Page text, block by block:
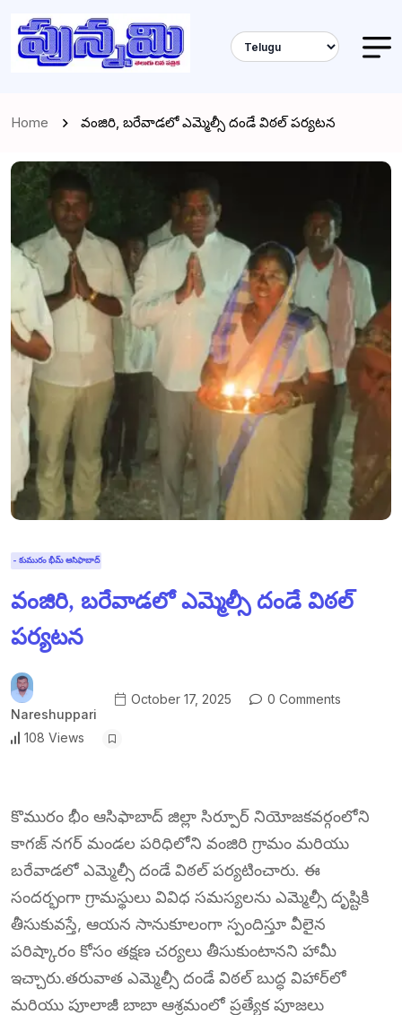
Home వంజిరి, బరేవాడలో ఎమ్మెల్సీ దండే విఠల్ పర్యటన
- కుమురం భీమ్ ఆసిఫాబాద్
వంజిరి, బరేవాడలో ఎమ్మెల్సీ దండే విఠల్
పర్యటన
Nareshuppari
October 17, 2025 0 Comments
108 Views
కొమురం భీం ఆసిఫాబాద్ జిల్లా సిర్పూర్ నియోజకవర్గంలోని
కాగజ్ నగర్ మండల పరిధిలోని వంజిరి గ్రామం మరియు
బరేవాడలో ఎమ్మెల్సీ దండే విఠల్ పర్యటించారు. ఈ
సందర్భంగా గ్రామస్థులు వివిధ సమస్యలను ఎమ్మెల్సీ దృష్టికి
తీసుకువస్తే, ఆయన సానుకూలంగా స్పందిస్తూ వీలైన
పరిష్కారం కోసం తక్షణ చర్యలు తీసుకుంటానని హామీ
ఇచ్చారు.తరువాత ఎమ్మెల్సీ దండే విఠల్ బుద్ధ విహార్‌లో
మరియు పూలాజీ బాబా ఆశ్రమంలో ప్రత్యేక పూజలు